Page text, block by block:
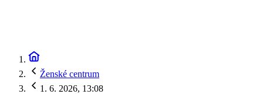
Ženské centrum
1. 6. 2026, 13:08